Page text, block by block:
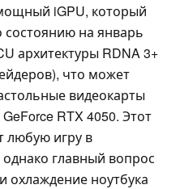
iGPU, который
на январь
архитектуры RDNA 3+
что может
видеокарты
RTX 4050. Этот
любую игру в
главный вопрос
охлаждение ноутбука